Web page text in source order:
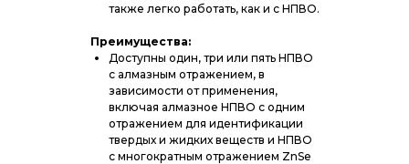
также легко работать, как и с НПВО.
Преимущества:
Доступны один, три или пять НПВО
с алмазным отражением, в
зависимости от применения,
включая алмазное НПВО с одним
отражением для идентификации
твердых и жидких веществ и НПВО
с многократным отражением ZnSe